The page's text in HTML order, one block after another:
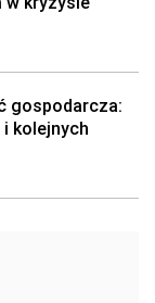
gospodarcza:
kolejnych